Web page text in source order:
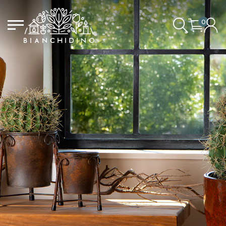
0
YOUR CART IS EMPTY
LOGIN/CREATE AN ACCOUNT